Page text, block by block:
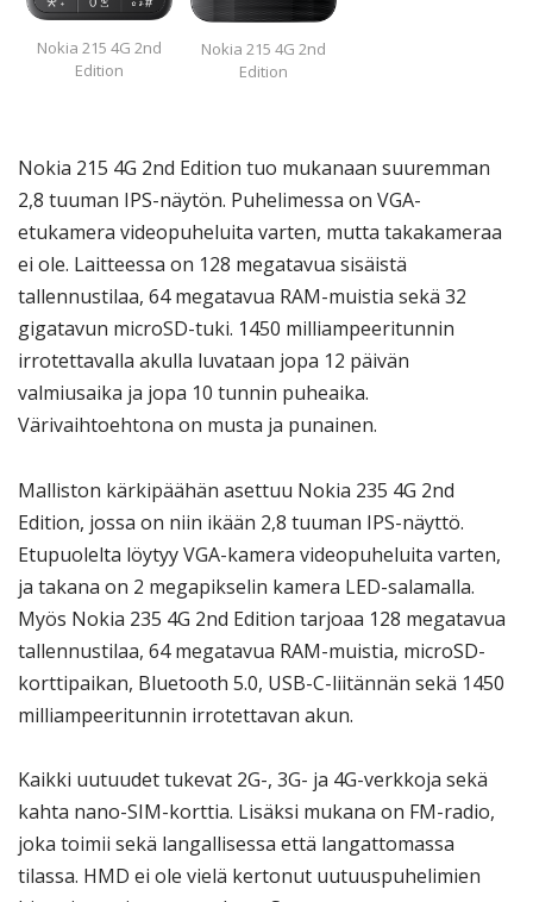
Nokia 215 4G 2nd
Edition
Nokia 215 4G 2nd
Edition
Nokia 215 4G 2nd Edition tuo mukanaan suuremman
2,8 tuuman IPS-näytön. Puhelimessa on VGA-
etukamera videopuheluita varten, mutta takakameraa
ei ole. Laitteessa on 128 megatavua sisäistä
tallennustilaa, 64 megatavua RAM-muistia sekä 32
gigatavun microSD-tuki. 1450 milliampeeritunnin
irrotettavalla akulla luvataan jopa 12 päivän
valmiusaika ja jopa 10 tunnin puheaika.
Värivaihtoehtona on musta ja punainen.
Malliston kärkipäähän asettuu Nokia 235 4G 2nd
Edition, jossa on niin ikään 2,8 tuuman IPS-näyttö.
Etupuolelta löytyy VGA-kamera videopuheluita varten,
ja takana on 2 megapikselin kamera LED-salamalla.
Myös Nokia 235 4G 2nd Edition tarjoaa 128 megatavua
tallennustilaa, 64 megatavua RAM-muistia, microSD-
korttipaikan, Bluetooth 5.0, USB-C-liitännän sekä 1450
milliampeeritunnin irrotettavan akun.
Kaikki uutuudet tukevat 2G-, 3G- ja 4G-verkkoja sekä
kahta nano-SIM-korttia. Lisäksi mukana on FM-radio,
joka toimii sekä langallisessa että langattomassa
tilassa. HMD ei ole vielä kertonut uutuuspuhelimien